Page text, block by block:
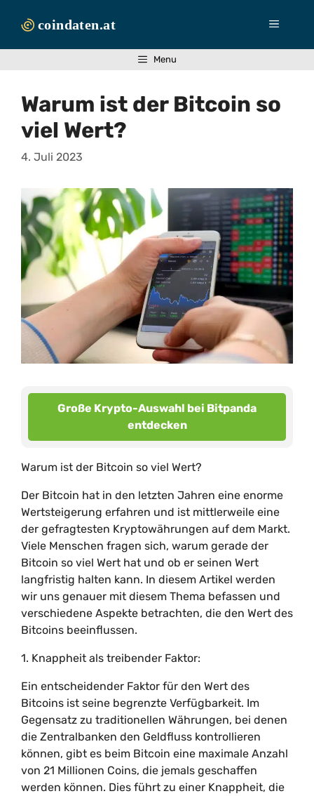
Inhalt
Menü
Menu
Warum ist der Bitcoin so
viel Wert?
4. Juli 2023
Große Krypto-Auswahl bei Bitpanda
entdecken
Warum ist der Bitcoin so viel Wert?
Der Bitcoin hat in den letzten Jahren eine enorme
Wertsteigerung erfahren und ist mittlerweile eine
der gefragtesten Kryptowährungen auf dem Markt.
Viele Menschen fragen sich, warum gerade der
Bitcoin so viel Wert hat und ob er seinen Wert
langfristig halten kann. In diesem Artikel werden
wir uns genauer mit diesem Thema befassen und
verschiedene Aspekte betrachten, die den Wert des
Bitcoins beeinflussen.
1. Knappheit als treibender Faktor:
Ein entscheidender Faktor für den Wert des
Bitcoins ist seine begrenzte Verfügbarkeit. Im
Gegensatz zu traditionellen Währungen, bei denen
die Zentralbanken den Geldfluss kontrollieren
können, gibt es beim Bitcoin eine maximale Anzahl
von 21 Millionen Coins, die jemals geschaffen
werden können. Dies führt zu einer Knappheit, die